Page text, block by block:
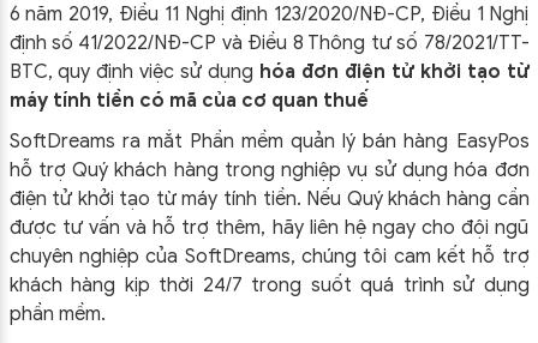
6 năm 2019, Điều 11 Nghị định 123/2020/NĐ-CP, Điều 1 Nghị
định số 41/2022/NĐ-CP và Điều 8 Thông tư số 78/2021/TT-
BTC, quy định việc sử dụng hóa đơn điện tử khởi tạo từ
máy tính tiền có mã của cơ quan thuế
SoftDreams ra mắt Phần mềm quản lý bán hàng EasyPos
hỗ trợ Quý khách hàng trong nghiệp vụ sử dụnghóa đơn
điện tử khởi tạo từ máy tính tiền. Nếu Quý khách hàng cần
được tư vấn và hỗ trợ thêm, hãy liên hệ ngay cho đội ngũ
chuyên nghiệp của SoftDreams, chúng tôi cam kết hỗ trợ
khách hàng kịp thời 24/7 trong suốt quá trình sử dụng
phần mềm.